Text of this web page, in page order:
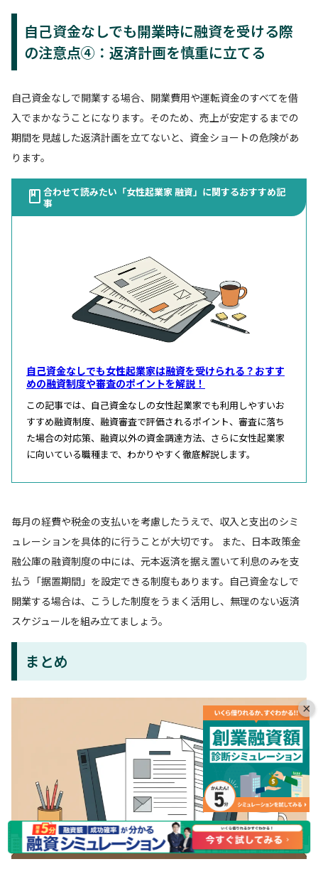
自己資金なしでも開業時に融資を受ける際
の注意点④：返済計画を慎重に立てる
自己資金なしで開業する場合、開業費用や運転資金のすべてを借
入でまかなうことになります。そのため、売上が安定するまでの
期間を見越した返済計画を立てないと、資金ショートの危険があ
ります。
合わせて読みたい「女性起業家 融資」に関するおすすめ記
事
自己資金なしでも女性起業家は融資を受けられる？おすす
めの融資制度や審査のポイントを解説！
この記事では、自己資金なしの女性起業家でも利用しやすいお
すすめ融資制度、融資審査で評価されるポイント、審査に落ち
た場合の対応策、融資以外の資金調達方法、さらに女性起業家
に向いている職種まで、わかりやすく徹底解説します。
毎月の経費や税金の支払いを考慮したうえで、収入と支出のシミ
ュレーションを具体的に行うことが大切です。 また、日本政策金
融公庫の融資制度の中には、元本返済を据え置いて利息のみを支
払う「据置期間」を設定できる制度もあります。自己資金なしで
開業する場合は、こうした制度をうまく活用し、無理のない返済
スケジュールを組み立てましょう。
まとめ
×